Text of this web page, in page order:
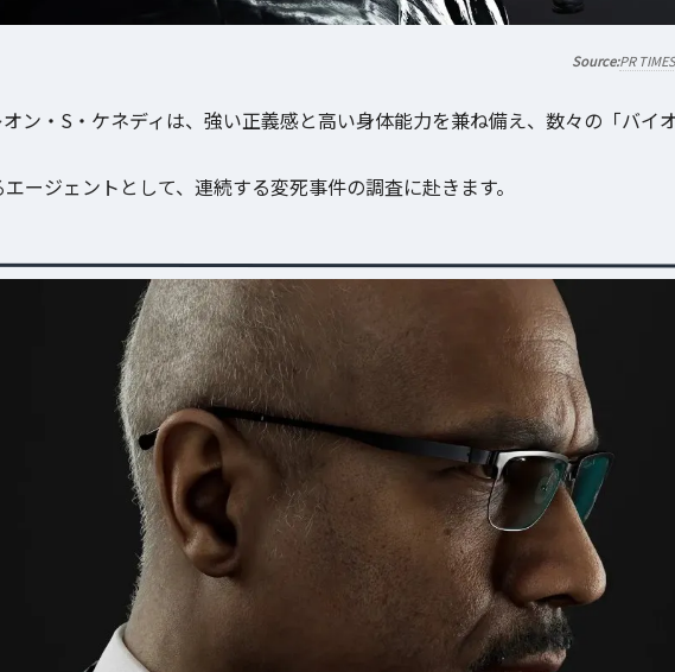
PR TIMES
ン・S・ケネディは、強い正義感と高い身体能力を兼ね備え、数々の「バイ
ージェントとして、連続する変死事件の調査に赴きます。